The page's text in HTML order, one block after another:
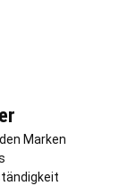
Marken